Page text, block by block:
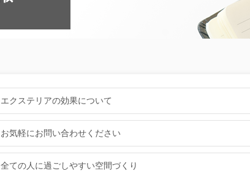
エクステリアの効果について
お気軽にお問い合わせください
全ての人に過ごしやすい空間づくり